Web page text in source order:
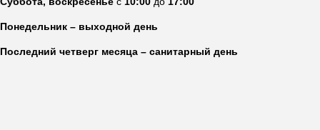
Понедельник – выходной день
Последний четверг месяца – санитарный день